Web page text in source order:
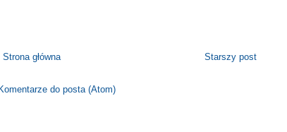
Starszy post
Strona główna
Komentarze do posta (Atom)